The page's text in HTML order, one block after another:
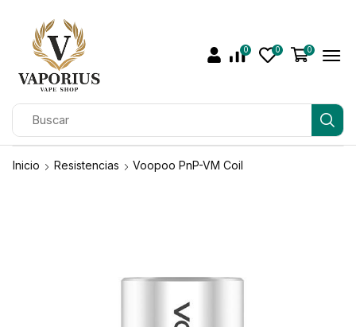
0 0 0
Inicio Resistencias Voopoo PnP-VM Coil